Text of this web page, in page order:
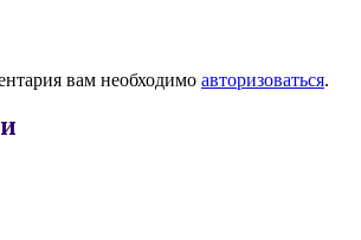
вам необходимо авторизоваться.